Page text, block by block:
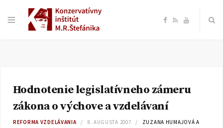
F
e
b
R Y
T
u
Hodnotenie legislatívneho zámeru
zákona o výchove a vzdelávaní
REFORMA VZDELÁVANIA 8. AUGUSTA 2007
ZUZANA HUMAJOVÁ A